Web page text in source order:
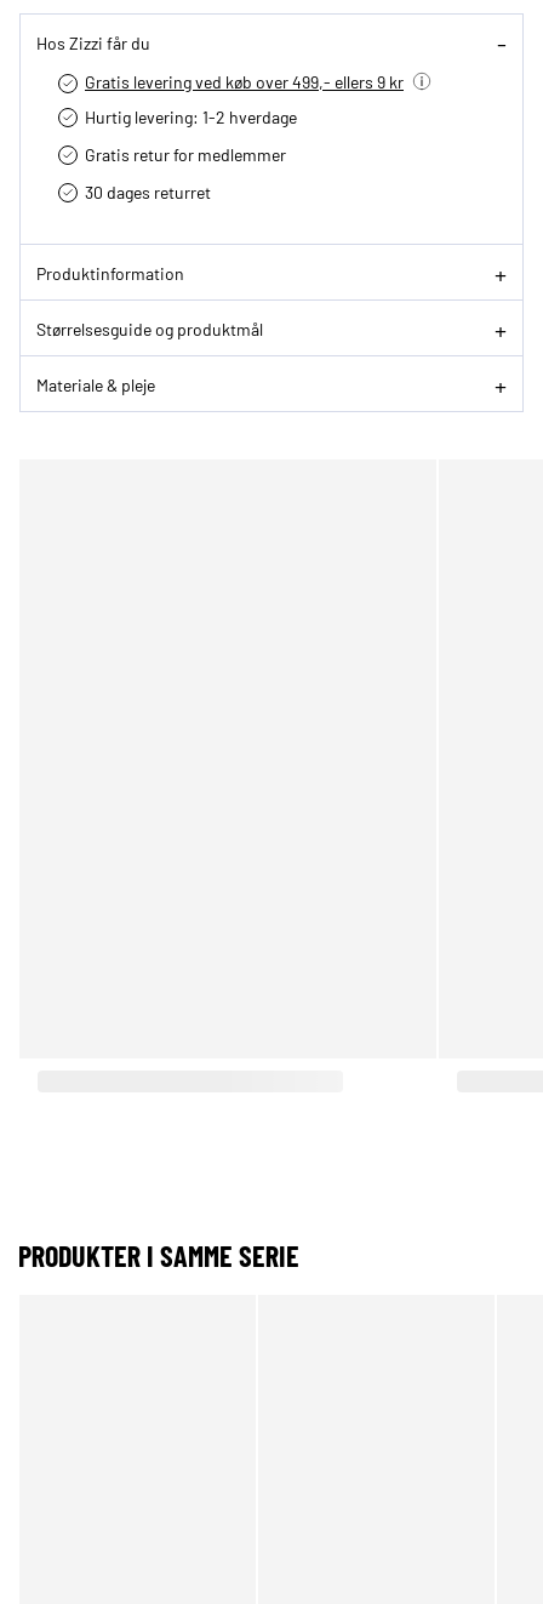
Hos Zizzi får du
Gratis levering ved køb over 499,- ellers 9 kr
Hurtig levering­: 1-2 hverdage
Gratis retur for medlemmer
30 dages returret
Produktinformation
Størrelsesguide og produktmål
Materiale & pleje
PRODUKTER I SAMME SERIE